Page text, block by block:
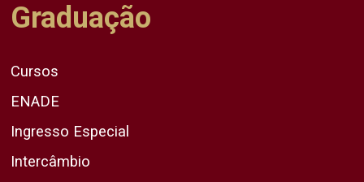
Graduação
Cursos
ENADE
Ingresso Especial
Intercâmbio